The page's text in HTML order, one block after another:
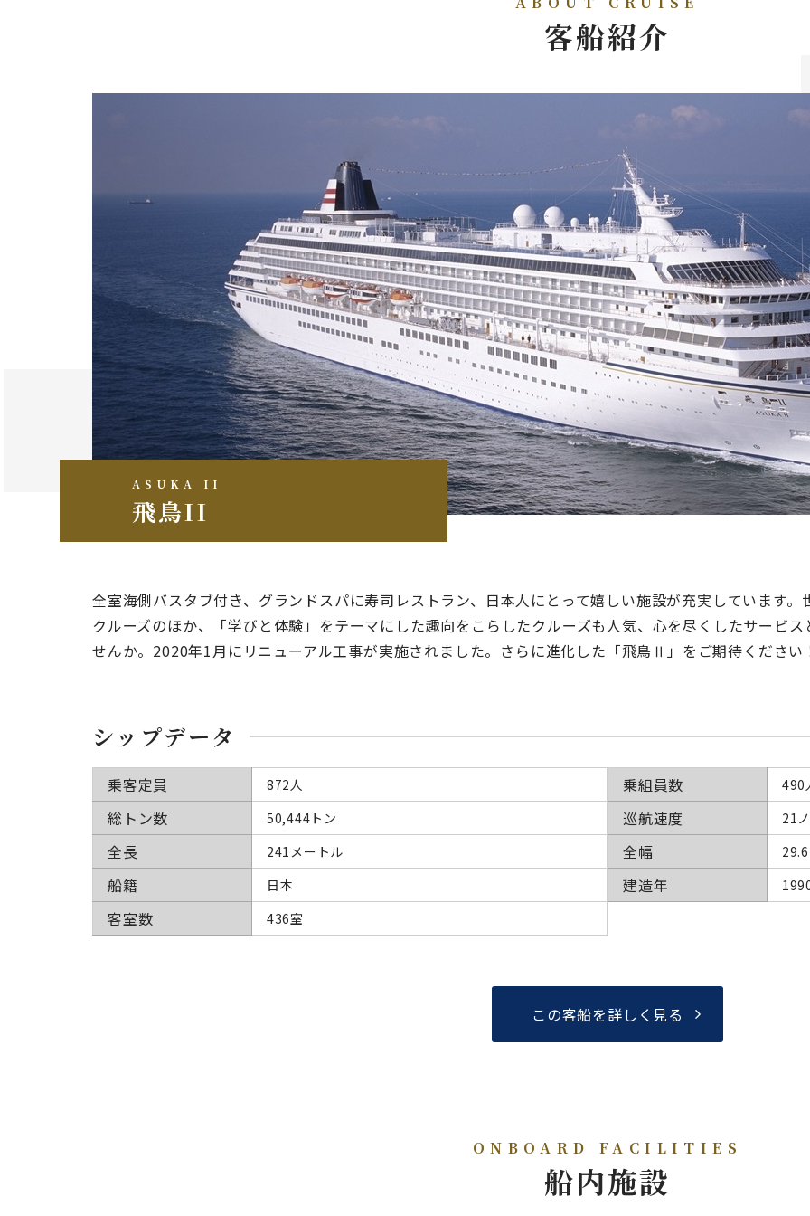
客船紹介
ASUKA II
飛鳥II
全室海側バスタブ付き、グランドスパに寿司レストラン、日本人にとって嬉しい施設が充実しています
クルーズのほか、「学びと体験」をテーマにした趣向をこらしたクルーズも人気、心を尽くしたサービ
せんか。 2020年1月にリニューアル工事が実施されました。さらに進化した「飛鳥Ⅱ」をご期待ください
シップデータ
乗客定員 872人
総トン数 50,444トン
全長 241メートル
船籍 日本
客室数 436室
乗組員数 490
巡航速度 21
全幅
建造年
この客船を詳しく見る
ONBOARD FACILITIES
船内施設